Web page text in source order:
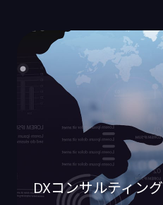
DXコンサルティング